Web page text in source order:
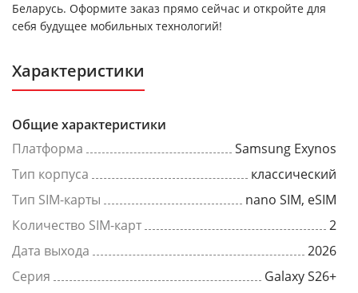
Беларусь. Оформите заказ прямо сейчас и откройте для
себя будущее мобильных технологий!
Характеристики
Общие характеристики
Платформа
Samsung Exynos
Тип корпуса
классический
Тип SIM-карты
nano SIM, eSIM
Количество SIM-карт
2
Дата выхода
2026
Серия
Galaxy S26+